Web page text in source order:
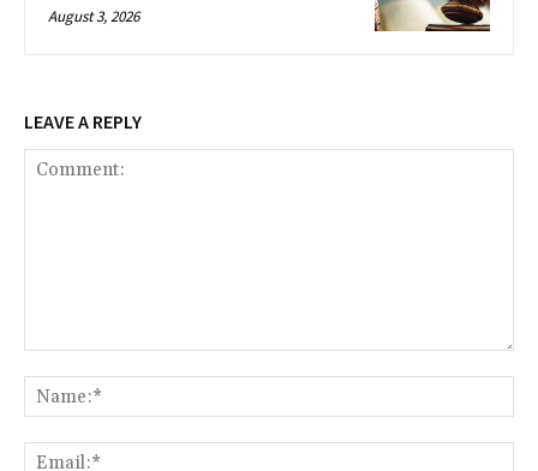
August 3, 2026
LEAVE A REPLY